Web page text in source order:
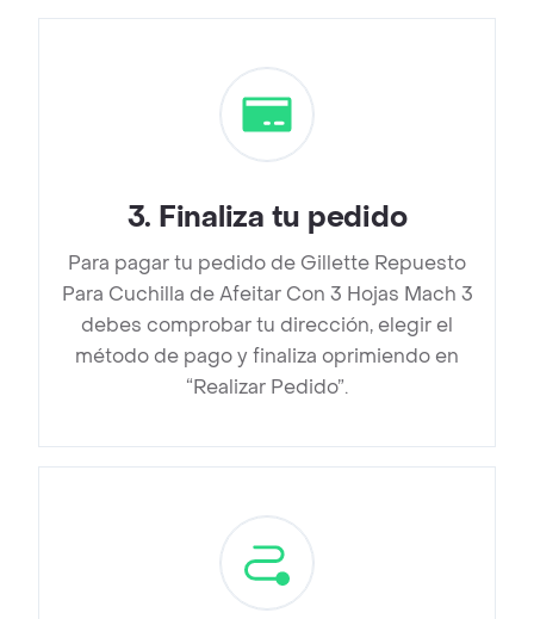
3. Finaliza tu pedido
Para pagar tu pedido de Gillette Repuesto
Para Cuchilla de Afeitar Con 3 Hojas Mach 3
debes comprobar tu dirección, elegir el
método de pago y finaliza oprimiendo en
“Realizar Pedido”.